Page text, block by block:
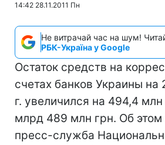
14:42 28.11.2011 Пн
Не витрачай час на шум!
РБК-Україна у Google
Остаток средств на
счетах банков Украины на
г. увеличился на 494,4
млрд 489 млн грн. Об
пресс-служба